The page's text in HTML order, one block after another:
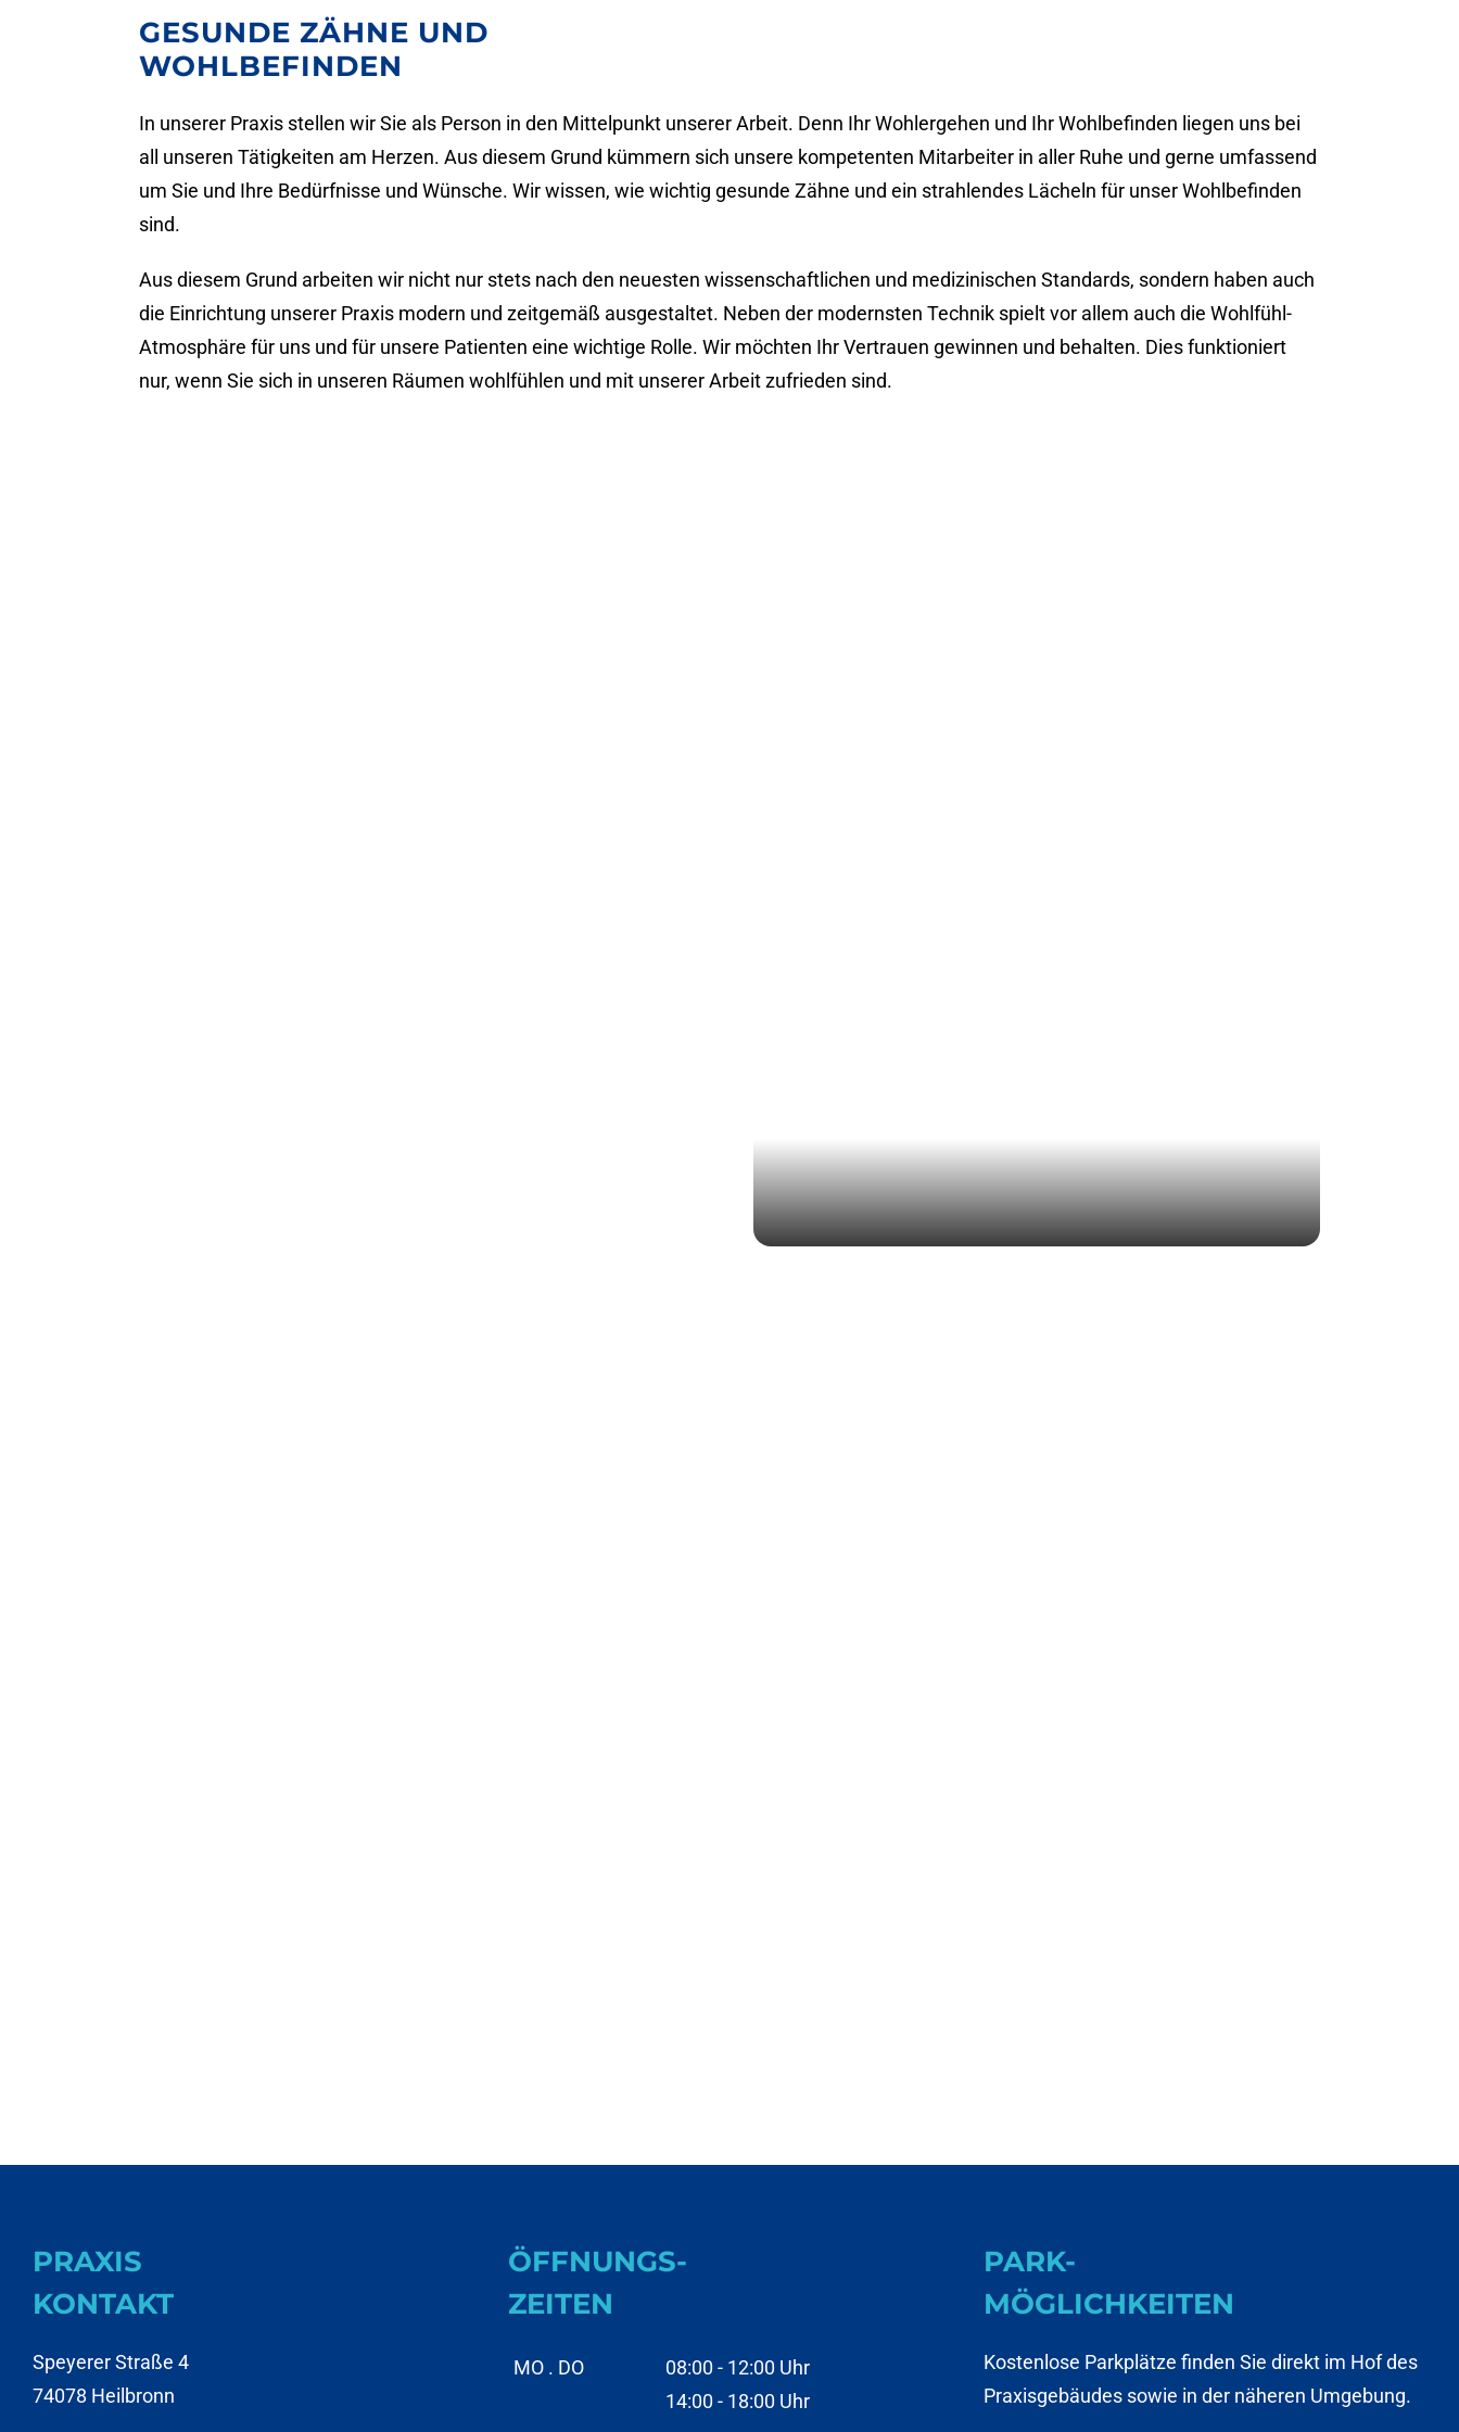
GESUNDE ZÄHNE UND
WOHLBEFINDEN
In unserer Praxis stellen wir Sie als Person in den Mittelpunkt unserer Arbeit. Denn Ihr Wohlergehen und Ihr Wohlbefinden liegen uns bei
all unseren Tätigkeiten am Herzen. Aus diesem Grund kümmern sich unsere kompetenten Mitarbeiter in aller Ruhe und gerne umfassend
um Sie und Ihre Bedürfnisse und Wünsche. Wir wissen, wie wichtig gesunde Zähne und ein strahlendes Lächeln für unser Wohlbefinden
sind.
Aus diesem Grund arbeiten wir nicht nur stets nach den neuesten wissenschaftlichen und medizinischen Standards, sondern haben auch
die Einrichtung unserer Praxis modern und zeitgemäß ausgestaltet. Neben der modernsten Technik spielt vor allem auch die Wohlfühl-
Atmosphäre für uns und für unsere Patienten eine wichtige Rolle. Wir möchten Ihr Vertrauen gewinnen und behalten. Dies funktioniert
nur, wenn Sie sich in unseren Räumen wohlfühlen und mit unserer Arbeit zufrieden sind.
PRAXIS
KONTAKT
Speyerer Straße 4
74078 Heilbronn
ÖFFNUNGS-
ZEITEN
MO . DO
08:00 - 12:00 Uhr
14:00 - 18:00 Uhr
PARK-
MÖGLICHKEITEN
Kostenlose Parkplätze finden Sie direkt im Hof des
Praxisgebäudes sowie in der näheren Umgebung.